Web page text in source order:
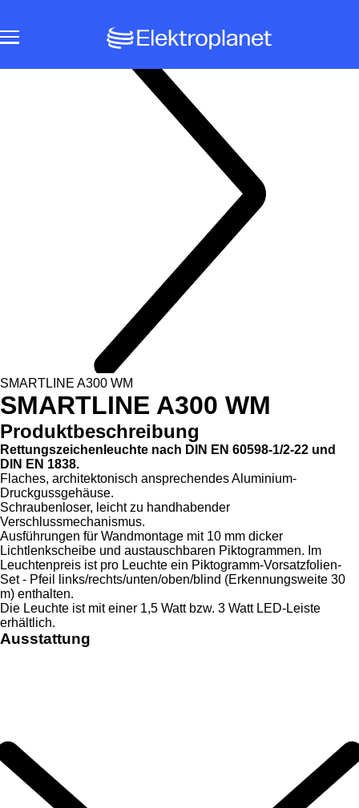
SMARTLINE A300 WM
SMARTLINE A300 WM
Produktbeschreibung
Rettungszeichenleuchte nach DIN EN 60598-1/2-22 und
DIN EN 1838.
Flaches, architektonisch ansprechendes Aluminium-
Druckgussgehäuse.
Schraubenloser, leicht zu handhabender
Verschlussmechanismus.
Ausführungen für Wandmontage mit 10 mm dicker
Lichtlenkscheibe und austauschbaren Piktogrammen. Im
Leuchtenpreis ist pro Leuchte ein Piktogramm-Vorsatzfolien-
Set - Pfeil links/rechts/unten/oben/blind (Erkennungsweite 30
m) enthalten.
Die Leuchte ist mit einer 1,5 Watt bzw. 3 Watt LED-Leiste
erhältlich.
Ausstattung